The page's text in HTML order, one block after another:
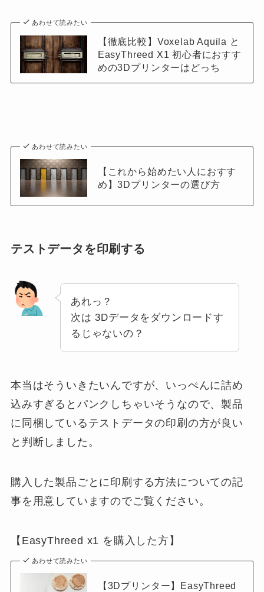
あわせて読みたい
【徹底比較】Voxelab Aquila と
EasyThreed X1 初心者におすす
めの3Dプリンターはどっち
あわせて読みたい
【これから始めたい人におすす
め】3Dプリンターの選び方
テストデータを印刷する
あれっ？
次は 3Dデータをダウンロードす
るじゃないの？
本当はそういきたいんですが、いっぺんに詰め
込みすぎるとパンクしちゃいそうなので、製品
に同梱しているテストデータの印刷の方が良い
と判断しました。
購入した製品ごとに印刷する方法についての記
事を用意していますのでご覧ください。
【EasyThreed x1 を購入した方】
あわせて読みたい
【3Dプリンター】EasyThreed